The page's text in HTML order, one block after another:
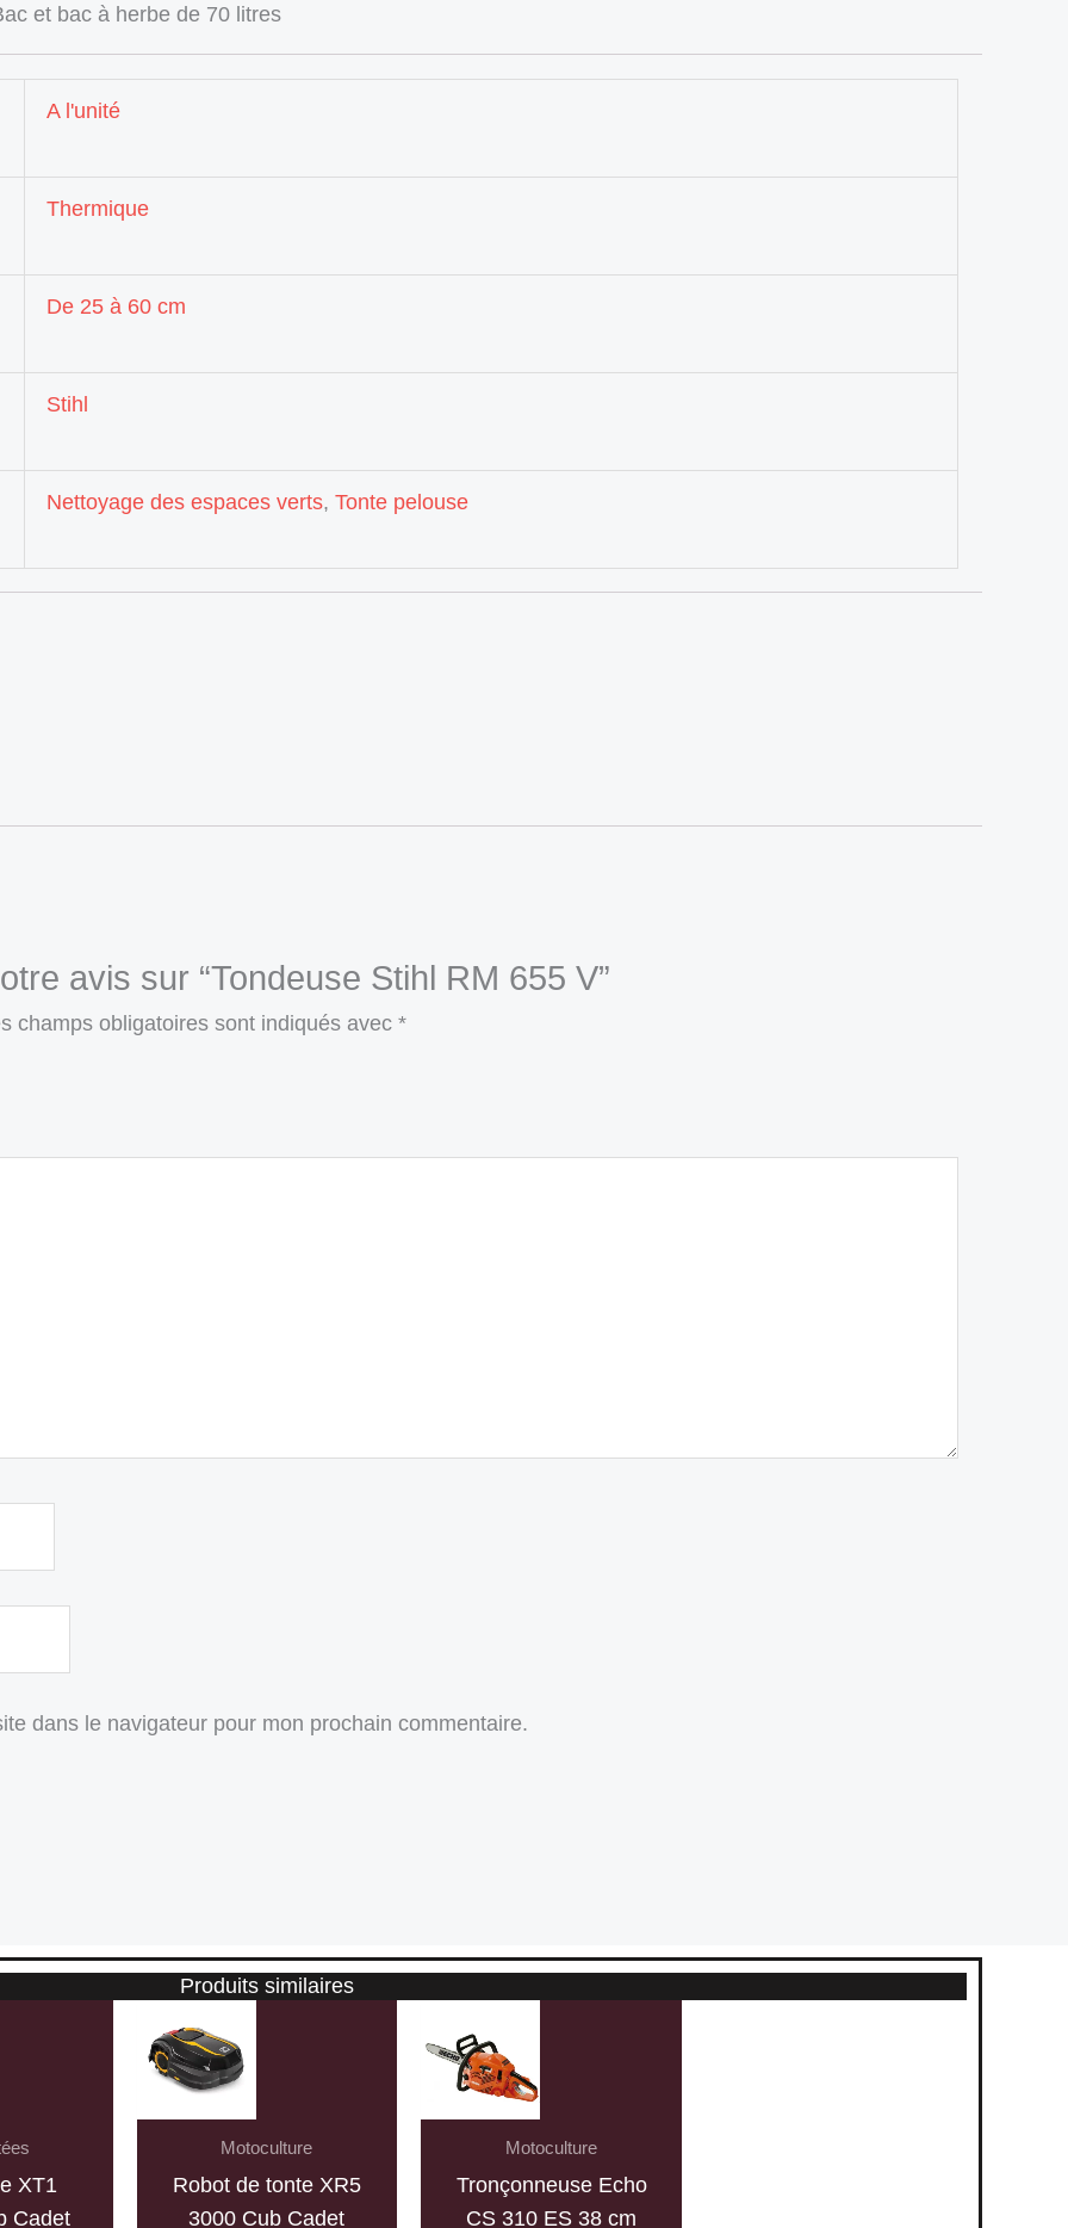
et bac à herbe de 70 litres
A l'unité
Thermique
De 25 à 60 cm
Stihl
Nettoyage des espaces verts, Tonte pelouse
avis sur “Tondeuse Stihl RM 655 V”
champs obligatoires sont indiqués avec *
dans le navigateur pour mon prochain commentaire.
Produits similaires
XT1
Cadet
Motoculture
Robot de tonte XR5
3000 Cub Cadet
Motoculture
Tronçonneuse Echo
CS 310 ES 38 cm